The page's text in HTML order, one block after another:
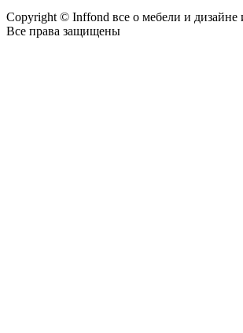
Copyright © Inffond все о мебели и дизайне
Все права защищены